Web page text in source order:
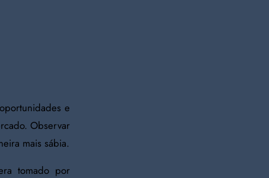
e
Observar
mais sábia.
tomado por